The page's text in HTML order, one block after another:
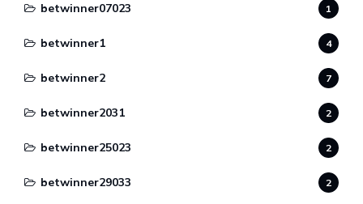
betwinner07023 1
betwinner1 4
betwinner2 7
betwinner2031 2
betwinner25023 2
betwinner29033 2